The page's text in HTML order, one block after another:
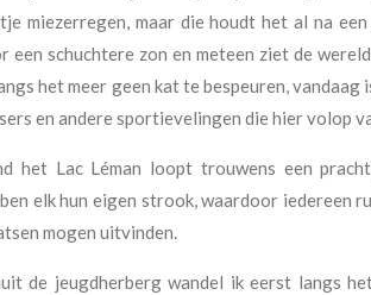
miezerregen, maar die houdt het al na
een schuchtere zon en meteen ziet de
het meer geen kat te bespeuren,
en andere sportievelingen die hier volop
het Lac Léman loopt trouwens een
elk hun eigen strook, waardoor iedereen
mogen uitvinden.
de jeugdherberg wandel ik eerst langs